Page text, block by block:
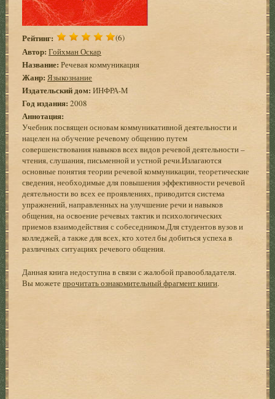
Рейтинг: (6)
Автор: Гойхман Оскар
Название: Речевая коммуникация
Жанр: Языкознание
Издательский дом: ИНФРА-М
Год издания: 2008
Аннотация:
Учебник посвящен основам коммуникативной деятельности и
нацелен на обучение речевому общению путем
совершенствования навыков всех видов речевой деятельности –
чтения, слушания, письменной и устной речи.Излагаются
основные понятия теории речевой коммуникации, теоретические
сведения, необходимые для повышения эффективности речевой
деятельности во всех ее проявлениях, приводится система
упражнений, направленных на улучшение речи и навыков
общения, на освоение речевых тактик и психологических
приемов взаимодействия с собеседником.Для студентов вузов и
колледжей, а также для всех, кто хотел бы добиться успеха в
различных ситуациях речевого общения.
Данная книга недоступна в связи с жалобой правообладателя.
Вы можетепрочитать ознакомительный фрагмент книги.